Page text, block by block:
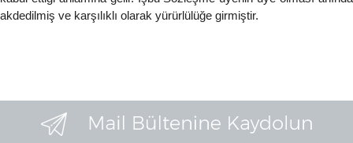
akdedilmiş ve karşılıklı olarak yürürlülüğe girmiştir.